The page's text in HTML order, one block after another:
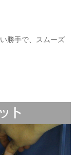
勝手で、スムーズ